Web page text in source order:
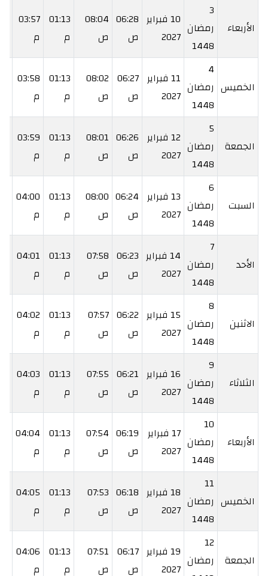
الأربعاء
3
رمضان
1448
10 فبراير
2027
06:28
ص
08:04
ص
01:13
م
03:57
م
الخميس
4
رمضان
1448
11 فبراير
2027
06:27
ص
08:02
ص
01:13
م
03:58
م
الجمعة
5
رمضان
1448
12 فبراير
2027
06:26
ص
08:01
ص
01:13
م
03:59
م
السبت
6
رمضان
1448
13 فبراير
2027
06:24
ص
08:00
ص
01:13
م
04:00
م
الأحد
7
رمضان
1448
14 فبراير
2027
06:23
ص
07:58
ص
01:13
م
04:01
م
الاثنين
8
رمضان
1448
15 فبراير
2027
06:22
ص
07:57
ص
01:13
م
04:02
م
الثلاثاء
9
رمضان
1448
16 فبراير
2027
06:21
ص
07:55
ص
01:13
م
04:03
م
الأربعاء
10
رمضان
1448
17 فبراير
2027
06:19
ص
07:54
ص
01:13
م
04:04
م
الخميس
11
رمضان
1448
18 فبراير
2027
06:18
ص
07:53
ص
01:13
م
04:05
م
الجمعة
12
رمضان
19 فبراير
2027
06:17
ص
07:51
ص
01:13
م
04:06
م